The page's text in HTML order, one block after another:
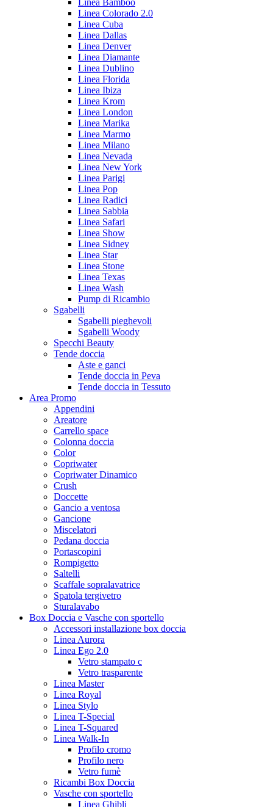
Linea Bamboo
Linea Colorado 2.0
Linea Cuba
Linea Dallas
Linea Denver
Linea Diamante
Linea Dublino
Linea Florida
Linea Ibiza
Linea Krom
Linea London
Linea Marika
Linea Marmo
Linea Milano
Linea Nevada
Linea New York
Linea Parigi
Linea Pop
Linea Radici
Linea Sabbia
Linea Safari
Linea Show
Linea Sidney
Linea Star
Linea Stone
Linea Texas
Linea Wash
Pump di Ricambio
Sgabelli
Sgabelli pieghevoli
Sgabelli Woody
Specchi Beauty
Tende doccia
Aste e ganci
Tende doccia in Peva
Tende doccia in Tessuto
Area Promo
Appendini
Areatore
Carrello space
Colonna doccia
Color
Copriwater
Copriwater Dinamico
Crush
Doccette
Gancio a ventosa
Gancione
Miscelatori
Pedana doccia
Portascopini
Rompigetto
Saltelli
Scaffale sopralavatrice
Spatola tergivetro
Sturalavabo
Box Doccia e Vasche con sportello
Accessori installazione box doccia
Linea Aurora
Linea Ego 2.0
Vetro stampato c
Vetro trasparente
Linea Master
Linea Royal
Linea Stylo
Linea T-Special
Linea T-Squared
Linea Walk-In
Profilo cromo
Profilo nero
Vetro fumè
Ricambi Box Doccia
Vasche con sportello
Linea Ghibli